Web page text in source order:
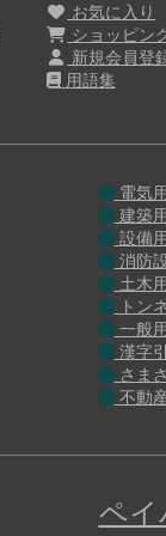
お気に入り
ショッピン
新規会員登
用語集
電気
建築
設備
消防
土木
トン
一般
漢字
さま
不動
ペ